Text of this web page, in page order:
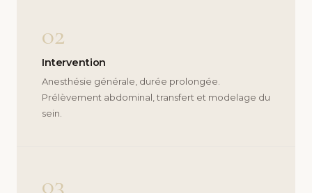
02
Intervention
Anesthésie générale, durée prolongée.
Prélèvement abdominal, transfert et modelage du
sein.
03